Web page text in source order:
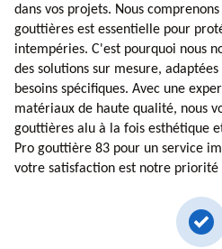
dans vos projets. Nous
gouttières est essentielle pour
intempéries. C'est pourquoi nous
des solutions sur mesure,
besoins spécifiques. Avec une
matériaux de haute qualité, nous
gouttières alu à la fois esthétique
Pro gouttière 83 pour un service
votre satisfaction est notre priorité